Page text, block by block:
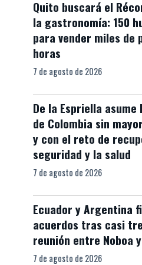
Quito buscará el
la gastronomía: 150
para vender miles de
horas
7 de agosto de 2026
De la Espriella
de Colombia sin
y con el reto de
seguridad y la salud
7 de agosto de 2026
Ecuador y Argentina
acuerdos tras casi
reunión entre Noboa
7 de agosto de 2026